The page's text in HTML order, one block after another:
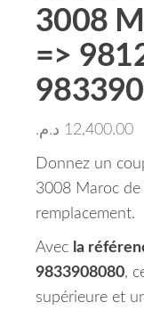
3008
=>
12,400.00 د.م.
Donnez un
3008 Maroc
remplacement.
Avec la
9833908080,
supérieure et